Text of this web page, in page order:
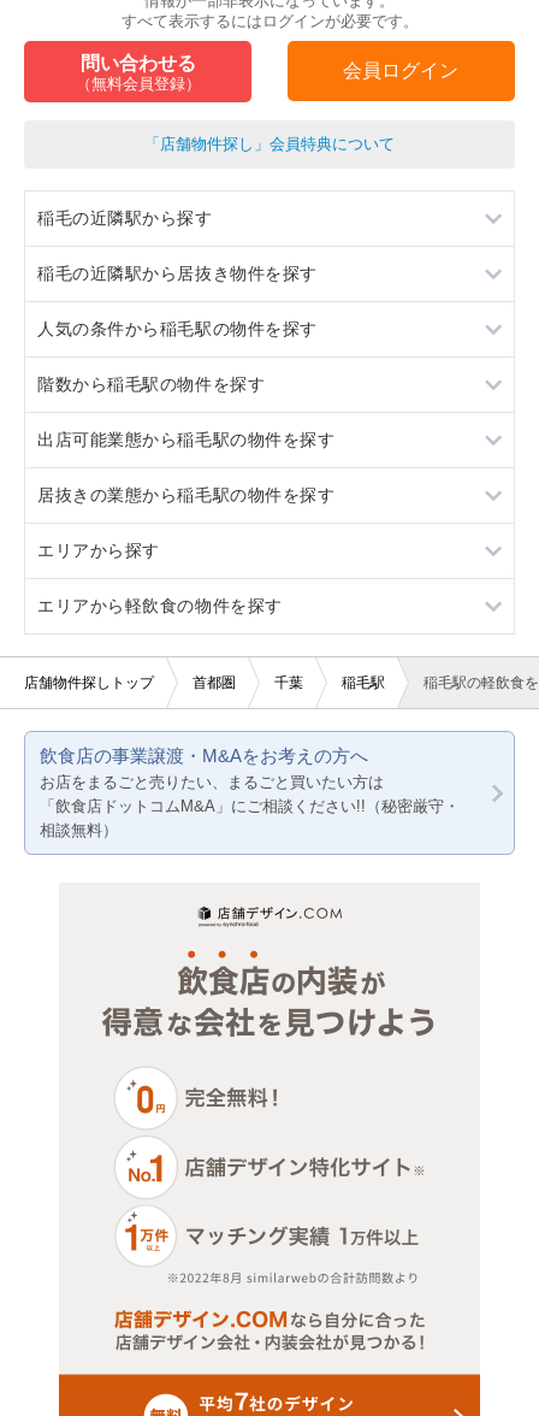
すべて表示するにはログインが必要です。
問い合わせる
（無料会員登録）
会員ログイン
「店舗物件探し」会員特典について
稲毛の近隣駅から探す
新検見川
西千葉
千葉
津田沼
稲毛の近隣駅から居抜き物件を探す
新検見川
西千葉
千葉
津田沼
人気の条件から稲毛駅の物件を探す
居抜き
スケルトン
ロードサイド物件
駐車場あり
看板取り付け可
20坪以下
階数から稲毛駅の物件を探す
1階
2階
3階以上
出店可能業態から稲毛駅の物件を探す
重飲食
軽飲食
バー・クラブ
美容室・理容室
医療・歯科・クリニック
物販・小売
居抜きの業態から稲毛駅の物件を探す
居酒屋・ダイニングバー
和食
エリアから探す
東京23区
東京都下
千葉
埼玉
エリアから軽飲食の物件を探す
東京23区
神奈川
千葉
店舗物件探しトップ 首都圏 千葉 稲毛駅 稲毛駅の軽飲食
飲食店の事業譲渡・M&Aをお考えの方へ
お店をまるごと売りたい、まるごと買いたい方は
「飲食店ドットコムM&A」にご相談ください!!（秘密厳守・
相談無料）